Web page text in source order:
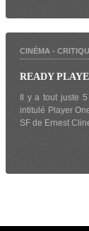
CINÉMA -
READY
Il y a tout juste
intitulé Player
SF de Ernest